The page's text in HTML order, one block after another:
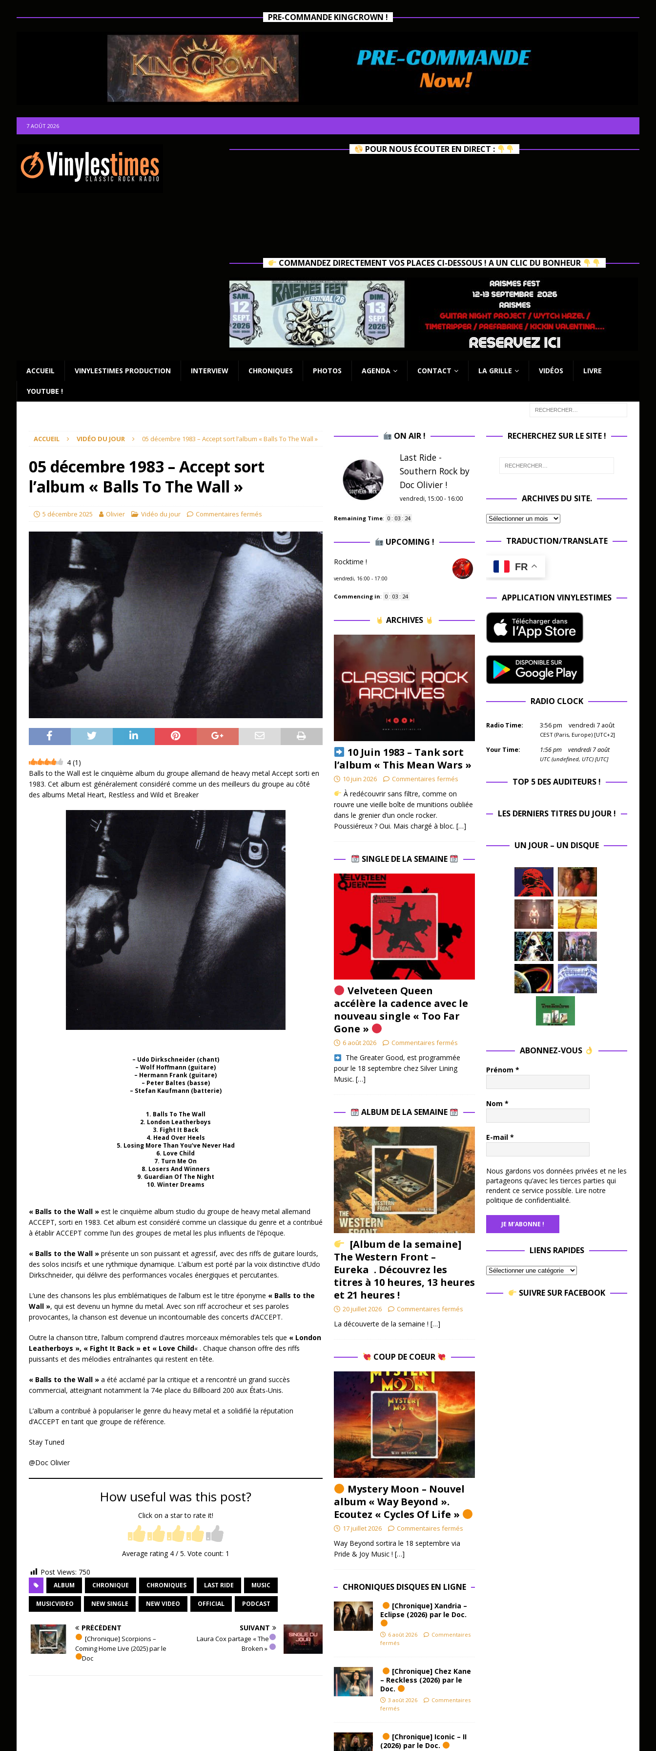
PRE-COMMANDE KINGCROWN !
7 AOÛT 2026
POUR NOUS ÉCOUTER EN DIRECT :
COMMANDEZ DIRECTEMENT VOS PLACES CI-DESSOUS ! A UN CLIC DU BONHEUR
ACCUEIL VINYLESTIMES PRODUCTION INTERVIEW CHRONIQUES PHOTOS AGENDA CONTACT LA GRILLE VIDÉOS LIVRE
YOUTUBE !
ACCUEIL VIDÉO DU JOUR 05 décembre 1983 – Accept sort l’album « Balls To The Wall »
05 décembre 1983 – Accept sort
l’album « Balls To The Wall »
5 décembre 2025 Olivier Vidéo du jour Commentaires fermés
4 (1 )
Balls to the Wall est le cinquième album du groupe allemand de heavy metal Accept sorti en
1983. Cet album est généralement considéré comme un des meilleurs du groupe au côté
des albums Metal Heart, Restless and Wild et Breaker
– Udo Dirkschneider (chant)
– Wolf Hoffmann (guitare)
– Hermann Frank (guitare)
– Peter Baltes (basse)
– Stefan Kaufmann (batterie)
1. Balls To The Wall
2. London Leatherboys
3. Fight It Back
4. Head Over Heels
5. Losing More Than You’ve Never Had
6. Love Child
7. Turn Me On
8. Losers And Winners
9. Guardian Of The Night
10. Winter Dreams
« Balls to the Wall »est le cinquième album studio du groupe de heavy metal allemand
ACCEPT, sorti en 1983. Cet album est considéré comme un classique du genre et a contribué
à établir ACCEPT comme l’un des groupes de metal les plus influents de l’époque.
« Balls to the Wall »présente un son puissant et agressif, avec des riffs de guitare lourds,
des solos incisifs et une rythmique dynamique. L’album est porté par la voix distinctive d’Udo
Dirkschneider, qui délivre des performances vocales énergiques et percutantes.
L’une des chansons les plus emblématiques de l’album est le titre éponyme « Balls to the
Wall », qui est devenu un hymne du metal. Avec son riff accrocheur et ses paroles
provocantes, la chanson est devenue un incontournable des concerts d’ACCEPT.
Outre la chanson titre, l’album comprend d’autres morceaux mémorables tels que « London
Leatherboys », « Fight It Back » et « Love Child« . Chaque chanson offre des riffs
puissants et des mélodies entraînantes qui restent en tête.
« Balls to the Wall »a été acclamé par la critique et a rencontré un grand succès
commercial, atteignant notamment la 74e place du Billboard 200 aux États-Unis.
L’album a contribué à populariser le genre du heavy metal et a solidifié la réputation
d’ACCEPT en tant que groupe de référence.
Stay Tuned
@Doc Olivier
How useful was this post?
Click on a star to rate it!
Average rating 4/ 5. Vote count: 1
Post Views: 750
ALBUM CHRONIQUE CHRONIQUES LAST RIDE MUSIC
MUSICVIDEO NEW SINGLE NEW VIDEO OFFICIAL PODCAST
PRÉCÉDENT
[Chronique] Scorpions –
Coming Home Live (2025) par le
Doc
SUIVANT
Laura Cox partage « The
Broken » ​
ON AIR !
Last Ride -
Southern Rock by
Doc Olivier !
vendredi, 15:00 - 16:00
Remaining Time: 0 : 03 : 23
UPCOMING !
Rocktime !
vendredi, 16:00 - 17:00
Commencing in: 0 : 03 : 23
ARCHIVES
10 Juin 1983 – Tank sort
l’album « This Mean Wars »
10 juin 2026 Commentaires fermés
À redécouvrir sans filtre, comme on
rouvre une vieille boîte de munitions oubliée
dans le grenier d’un oncle rocker.
Poussiéreux ? Oui. Mais chargé à bloc. […]
SINGLE DE LA SEMAINE
Velveteen Queen
accélère la cadence avec le
nouveau single « Too Far
Gone »
6 août 2026 Commentaires fermés
​ The Greater Good, est programmée
pour le 18 septembre chez Silver Lining
Music. […]
ALBUM DE LA SEMAINE
[Album de la semaine]
The Western Front –
Eureka . Découvrez les
titres à 10 heures, 13 heures
et 21 heures !
20 juillet 2026 Commentaires fermés
La découverte de la semaine ! […]
COUP DE COEUR
Mystery Moon – Nouvel
album « Way Beyond ».
Ecoutez « Cycles Of Life »
17 juillet 2026 Commentaires fermés
Way Beyond sortira le 18 septembre via
Pride & Joy Music ! […]
CHRONIQUES DISQUES EN LIGNE
[Chronique] Xandria –
Eclipse (2026) par le Doc.
6 août 2026
Commentaires
fermés
[Chronique] Chez Kane
– Reckless (2026) par le
Doc.
3 août 2026
Commentaires
fermés
[Chronique] Iconic – II
(2026) par le Doc.
RECHERCHEZ SUR LE SITE !
ARCHIVES DU SITE.
TRADUCTION/TRANSLATE
FR
APPLICATION VINYLESTIMES
RADIO CLOCK
Radio Time: 3:56pm vendredi 7 août
CEST (Paris, Europe) [UTC+2]
Your Time: 1:56pm vendredi 7 août
UTC (undefined, UTC) [UTC]
TOP 5 DES AUDITEURS !
LES DERNIERS TITRES DU JOUR !
UN JOUR – UN DISQUE
ABONNEZ-VOUS
Prénom *
Nom *
E-mail *
Nous gardons vos données privées et ne les
partageons qu’avec les tierces parties qui
rendent ce service possible. Lire notre
politique de confidentialité.
LIENS RAPIDES
SUIVRE SUR FACEBOOK